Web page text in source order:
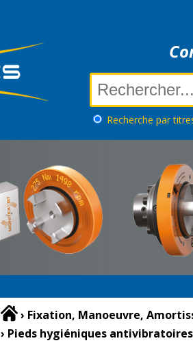
Recherche par
› Fixation, Manoeuvre,
› Pieds hygiéniques antivibratoires